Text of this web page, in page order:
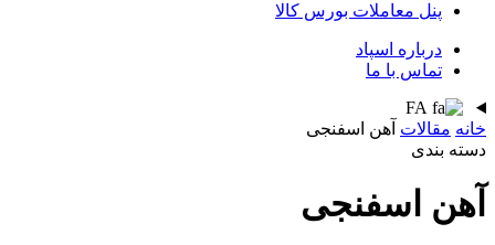
پنل معاملات بورس کالا
درباره اسپاد
تماس با ما
FA
خانه مقالات آهن اسفنجی
دسته بندی
آهن اسفنجی